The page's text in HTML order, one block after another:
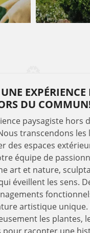
EXPÉRIENCE
DU
paysagiste hors
transcendons les
des espaces
équipe de
art et nature,
éveillent les sens.
artistique unique.
les plantes,